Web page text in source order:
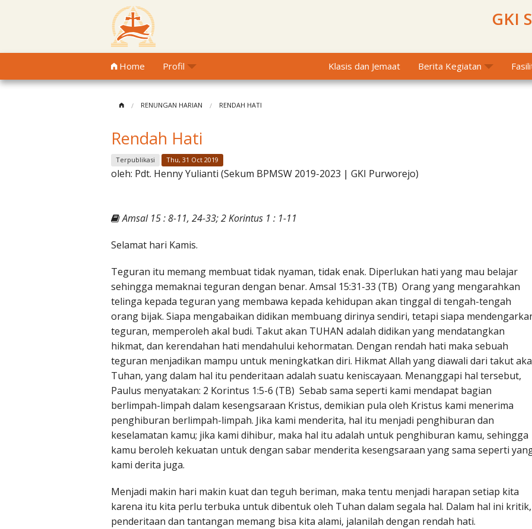
GKI
Home Profil Klasis dan Jemaat Berita Kegiatan
RENUNGAN HARIAN RENDAH HATI
Rendah Hati
Terpublikasi Thu, 31 Oct 2019
oleh: Pdt. Henny Yulianti (Sekum BPMSW 2019-2023 | GKI Purworejo)
Amsal 15 : 8-11, 24-33; 2 Korintus 1 : 1-11
Selamat hari Kamis.
Teguran itu memang membuat tidak nyaman, tidak enak. Diperlukan hati yang mau belajar
sehingga memaknai teguran dengan benar. Amsal 15:31-33 (TB) Orang yang mengarahkan
telinga kepada teguran yang membawa kepada kehidupan akan tinggal di tengah-tengah
orang bijak. Siapa mengabaikan didikan membuang dirinya sendiri, tetapi siapa
teguran, memperoleh akal budi. Takut akan TUHAN adalah didikan yang mendatangkan
hikmat, dan kerendahan hati mendahului kehormatan. Dengan rendah hati maka sebuah
teguran menjadikan mampu untuk meningkatkan diri. Hikmat Allah yang diawali dari takut
Tuhan, yang dalam hal itu penderitaan adalah suatu keniscayaan. Menanggapi hal tersebut,
Paulus menyatakan: 2 Korintus 1:5-6 (TB) Sebab sama seperti kami mendapat bagian
berlimpah-limpah dalam kesengsaraan Kristus, demikian pula oleh Kristus kami menerima
penghiburan berlimpah-limpah. Jika kami menderita, hal itu menjadi penghiburan dan
keselamatan kamu; jika kami dihibur, maka hal itu adalah untuk penghiburan kamu, sehingga
kamu beroleh kekuatan untuk dengan sabar menderita kesengsaraan yang sama seperti
kami derita juga.
Menjadi makin hari makin kuat dan teguh beriman, maka tentu menjadi harapan setiap kita
karena itu kita perlu terbuka untuk dibentuk oleh Tuhan dalam segala hal. Dalam hal ini kritik,
penderitaan dan tantangan memang bisa kita alami, jalanilah dengan rendah hati.